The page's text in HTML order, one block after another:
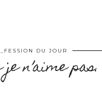
DU JOUR
n’aime pas.